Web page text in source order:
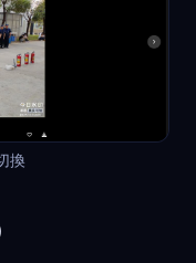
換